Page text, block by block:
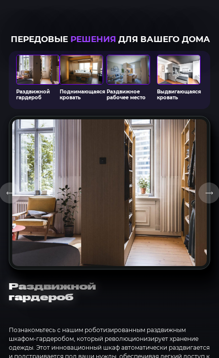
ПЕРЕДОВЫЕ РЕШЕНИЯ ДЛЯ ВАШЕГО ДОМА
Раздвижной
гардероб
Поднимающаяся
кровать
Раздвижное
рабочее место
Выдвигающаяся
кровать
Раздвижной
гардероб
Познакомьтесь с нашим роботизированным раздвижным
шкафом-гардеробом, который революционизирует хранение
одежды. Этот инновационный шкаф автоматически раздвигается
и подстраивается под ваши нужды, обеспечивая легкий доступ к